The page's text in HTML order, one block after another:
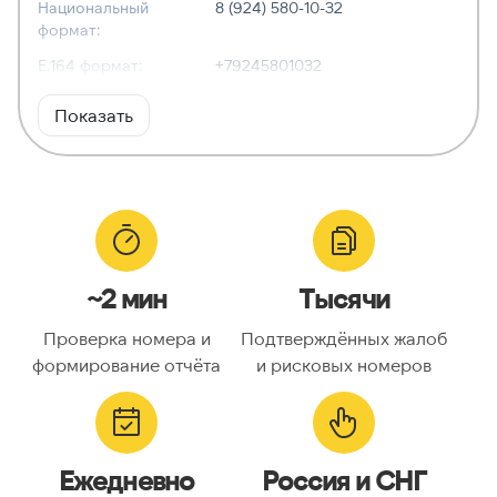
Национальный
формат:
8 (924) 580-10-32
E.164 формат:
+79245801032
RFC3966
формат:
Тип номера:
Оператор связи:
Национальный
9245801032
Код страны:
ГЕОЛОКАЦИЯ
Географическое
описание:
Показать
~2 мин
Проверка номера и
формирование отчёта
Тысячи
Подтверждённых жалоб
и рисковых номеров
Ежедневно Россия и СНГ